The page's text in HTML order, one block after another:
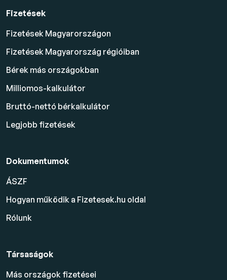
Fizetések
Fizetések Magyarországon
Fizetések Magyarország régióiban
Bérek más országokban
Milliomos-kalkulátor
Bruttó-nettó bérkalkulátor
Legjobb fizetések
Dokumentumok
ÁSZF
Hogyan működik a Fizetesek.hu oldal
Rólunk
Társaságok
Más országok fizetései